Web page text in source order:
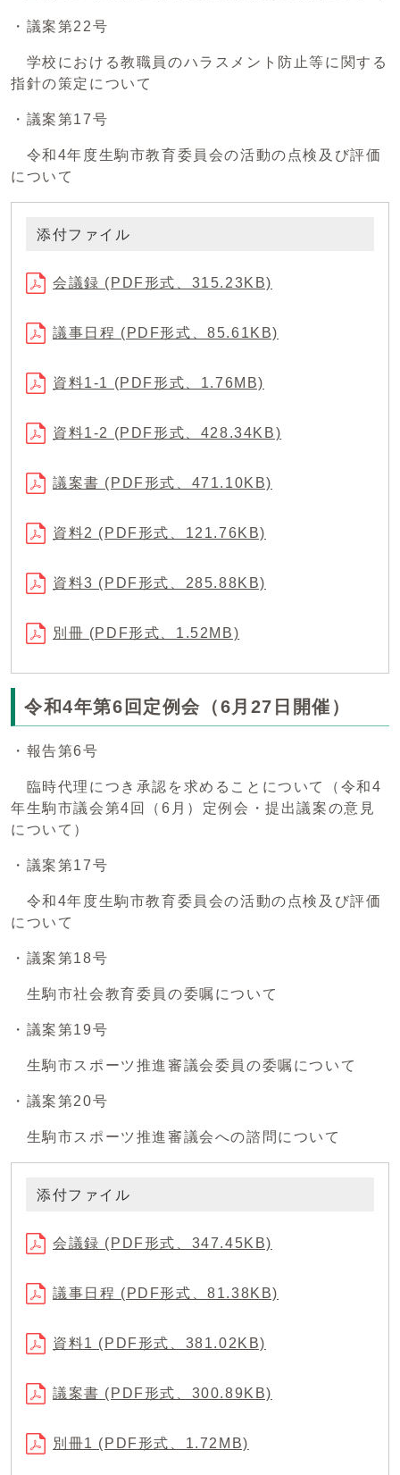
・議案第22号
学校における教職員のハラスメント防止等に関する
指針の策定について
・議案第17号
令和4年度生駒市教育委員会の活動の点検及び評価
について
添付ファイル
会議録 (PDF形式、315.23KB)
議事日程 (PDF形式、85.61KB)
資料1-1 (PDF形式、1.76MB)
資料1-2 (PDF形式、428.34KB)
議案書 (PDF形式、471.10KB)
資料2 (PDF形式、121.76KB)
資料3 (PDF形式、285.88KB)
別冊 (PDF形式、1.52MB)
令和4年第6回定例会（6月27日開催）
・報告第6号
臨時代理につき承認を求めることについて（令和4
年生駒市議会第4回（6月）定例会・提出議案の意見
について）
・議案第17号
令和4年度生駒市教育委員会の活動の点検及び評価
について
・議案第18号
生駒市社会教育委員の委嘱について
・議案第19号
生駒市スポーツ推進審議会委員の委嘱について
・議案第20号
生駒市スポーツ推進審議会への諮問について
添付ファイル
会議録 (PDF形式、347.45KB)
議事日程 (PDF形式、81.38KB)
資料1 (PDF形式、381.02KB)
議案書 (PDF形式、300.89KB)
別冊1 (PDF形式、1.72MB)